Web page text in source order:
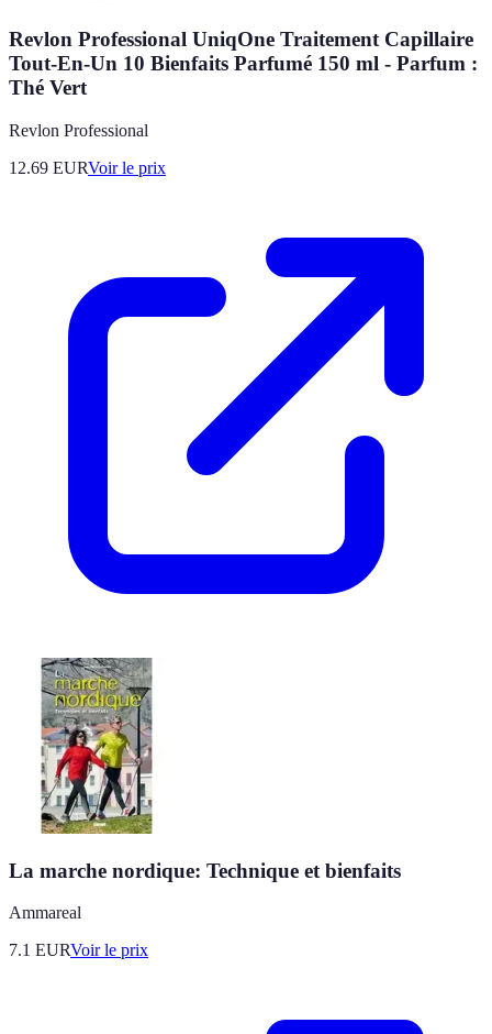
Revlon Professional UniqOne Traitement Capillaire
Tout-En-Un 10 Bienfaits Parfumé 150 ml - Parfum :
Thé Vert
Revlon Professional
12.69 EURVoir le prix
La marche nordique: Technique et bienfaits
Ammareal
7.1 EURVoir le prix